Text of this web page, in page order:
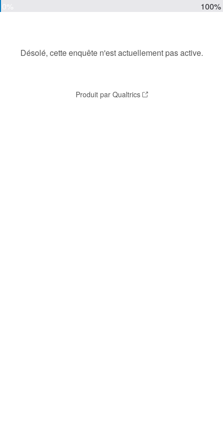
100%
Désolé, cette enquête n'est actuellement pas active.
Produit par Qualtrics